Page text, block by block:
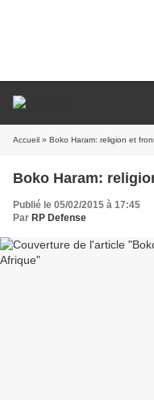
Accueil » Boko Haram: religion et
Boko Haram:
Publié le 05/02/2015 à 17:45
Par RP Defense